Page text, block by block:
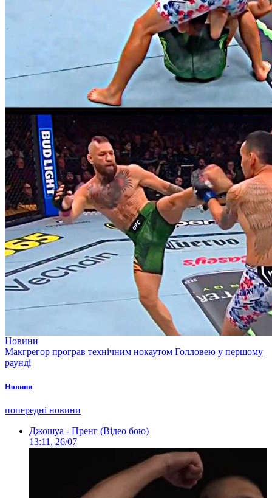
Новини
Макгрегор програв технічним нокаутом Голловею у першому
раунді
Новини
попередні новини
Джошуа - Пренг (Відео бою)
13:11, 26/07